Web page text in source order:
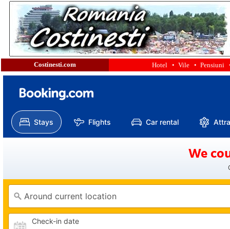
Costinesti.com Hotel • Vile • Pensiuni